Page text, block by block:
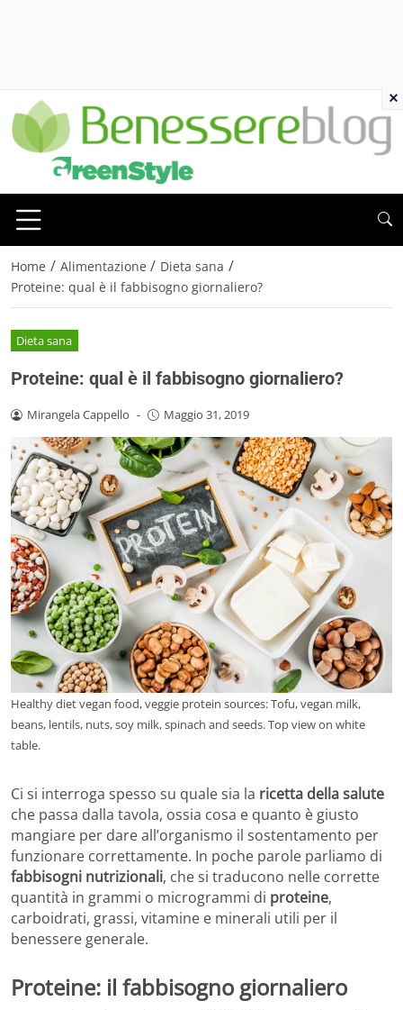
Home / Alimentazione / Dieta sana /
Proteine: qual è il fabbisogno giornaliero?
Dieta sana
Proteine: qual è il fabbisogno giornaliero?
Mirangela Cappello - Maggio 31, 2019
Healthy diet vegan food, veggie protein sources: Tofu, vegan milk,
beans, lentils, nuts, soy milk, spinach and seeds. Top view on white
table.
Ci si interroga spesso su quale sia la ricetta della salute
che passa dalla tavola, ossia cosa e quanto è giusto
mangiare per dare all’organismo il sostentamento per
funzionare correttamente. In poche parole parliamo di
fabbisogni nutrizionali, che si traducono nelle corrette
quantità in grammi o microgrammi di proteine,
carboidrati, grassi, vitamine e minerali utili per il
benessere generale.
Proteine: il fabbisogno giornaliero
×